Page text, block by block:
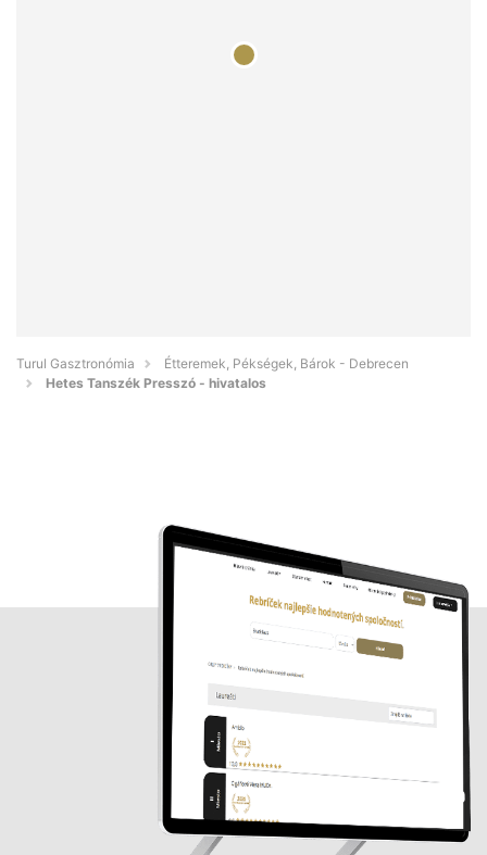
Turul Gasztronómia
Étteremek, Pékségek, Bárok - Debrecen
Hetes Tanszék Presszó - hivatalos